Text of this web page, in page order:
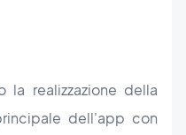
la realizzazione della
dell'app con